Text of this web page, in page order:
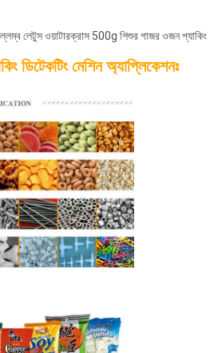
লেটুস ওয়াটারক্রাস 500g শিশুর গাজর ওজন প্যাকিং
ডিটেকটিং মেশিন অ্যাপ্লিকেশনঃ